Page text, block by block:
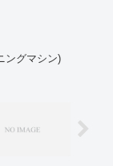
ングマシン)